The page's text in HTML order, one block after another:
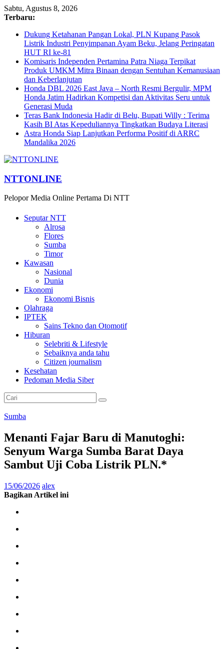
Sabtu, Agustus 8, 2026
Terbaru:
Dukung Ketahanan Pangan Lokal, PLN Kupang Pasok
Listrik Industri Penyimpanan Ayam Beku, Jelang Peringatan
HUT RI ke-81
Komisaris Independen Pertamina Patra Niaga Terpikat
Produk UMKM Mitra Binaan dengan Sentuhan Kemanusiaan
dan Keberlanjutan
Honda DBL 2026 East Java – North Resmi Bergulir, MPM
Honda Jatim Hadirkan Kompetisi dan Aktivitas Seru untuk
Generasi Muda
Teras Bank Indonesia Hadir di Belu, Bupati Willy : Terima
Kasih BI Atas Kepeduliannya Tingkatkan Budaya Literasi
Astra Honda Siap Lanjutkan Performa Positif di ARRC
Mandalika 2026
NTTONLINE
Pelopor Media Online Pertama Di NTT
Seputar NTT
Alrosa
Flores
Sumba
Timor
Kawasan
Nasional
Dunia
Ekonomi
Ekonomi Bisnis
Olahraga
IPTEK
Sains Tekno dan Otomotif
Hiburan
Selebriti & Lifestyle
Sebaiknya anda tahu
Citizen journalism
Kesehatan
Pedoman Media Siber
Sumba
Menanti Fajar Baru di Manutoghi:
Senyum Warga Sumba Barat Daya
Sambut Uji Coba Listrik PLN.*
15/06/2026 alex
Bagikan Artikel ini